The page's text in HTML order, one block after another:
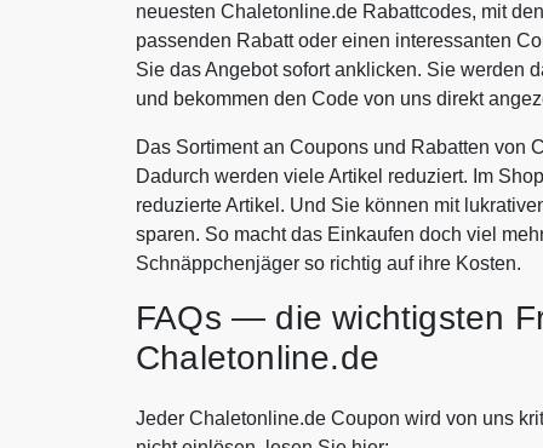
neuesten Chaletonline.de Rabattcodes, mit
passenden Rabatt oder einen interessanten
Sie das Angebot sofort anklicken. Sie werden
und bekommen den Code von uns direkt
Das Sortiment an Coupons und Rabatten von
Dadurch werden viele Artikel reduziert. Im
reduzierte Artikel. Und Sie können mit
sparen. So macht das Einkaufen doch viel
Schnäppchenjäger so richtig auf ihre Kosten.
FAQs — die wichtigsten
Chaletonline.de
Jeder Chaletonline.de Coupon wird von uns